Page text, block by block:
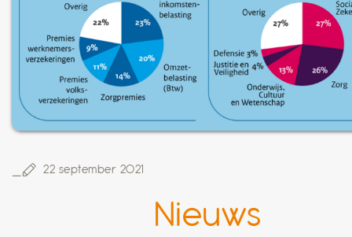
22 september 2021
Nieuws